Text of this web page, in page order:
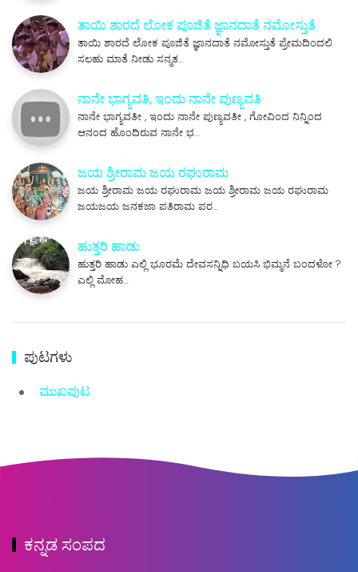
ತಾಯಿ ಶಾರದೆ ಲೋಕ ಪೂಜಿತೆ ಜ್ಞಾನದಾತೆ ನಮೋಸ್ತುತೆ
ತಾಯಿ ಶಾರದೆ ಲೋಕ ಪೂಜಿತೆ ಜ್ಞಾನದಾತೆ ನಮೋಸ್ತುತೆ ಪ್ರೇಮದಿಂದಲಿ
ಸಲಹು ಮಾತೆ ನೀಡು ಸನ್ಮತ…
ನಾನೇ ಭಾಗ್ಯವತಿ, ಇಂದು ನಾನೇ ಪುಣ್ಯವತಿ
ನಾನೇ ಭಾಗ್ಯವತೀ , ಇಂದು ನಾನೇ ಪುಣ್ಯವತೀ , ಗೋವಿಂದ ನಿನ್ನಿಂದ
ಆನಂದ ಹೊಂದಿರುವ ನಾನೇ ಭ…
ಜಯ ಶ್ರೀರಾಮ ಜಯ ರಘುರಾಮ
ಜಯ ಶ್ರೀರಾಮ ಜಯ ರಘುರಾಮ ಜಯ ಶ್ರೀರಾಮ ಜಯ ರಘುರಾಮ
ಜಯಜಯ ಜನಕಜಾ ಪತಿರಾಮ ಪರ…
ಹುತ್ತರಿ ಹಾಡು
ಹುತ್ತರಿ ಹಾಡು ಎಲ್ಲಿ ಭೂರಮೆ ದೇವಸನ್ನಿಧಿ ಬಯಸಿ ಭಿಮ್ಮನೆ ಬಂದಳೋ ?
ಎಲ್ಲಿ ಮೋಹ…
ಪುಟಗಳು
ಮುಖಪುಟ
ಕನ್ನಡ ಸಂಪದ